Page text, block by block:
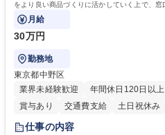
をより良い商品づくりに活かしていく上で、窓
月給
30万円
勤務地
東京都中野区
業界未経験歓迎
年間休日120日以上
賞与あり
交通費支給 土日祝休み
仕事の内容